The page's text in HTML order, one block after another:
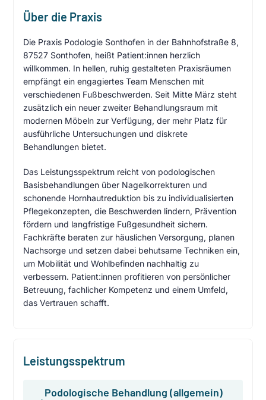
Über die Praxis
Die Praxis Podologie Sonthofen in der Bahnhofstraße 8,
87527 Sonthofen, heißt Patient:innen herzlich
willkommen. In hellen, ruhig gestalteten Praxisräumen
empfängt ein engagiertes Team Menschen mit
verschiedenen Fußbeschwerden. Seit Mitte März steht
zusätzlich ein neuer zweiter Behandlungsraum mit
modernen Möbeln zur Verfügung, der mehr Platz für
ausführliche Untersuchungen und diskrete
Behandlungen bietet.
Das Leistungsspektrum reicht von podologischen
Basisbehandlungen über Nagelkorrekturen und
schonende Hornhautreduktion bis zu individualisierten
Pflegekonzepten, die Beschwerden lindern, Prävention
fördern und langfristige Fußgesundheit sichern.
Fachkräfte beraten zur häuslichen Versorgung, planen
Nachsorge und setzen dabei behutsame Techniken ein,
um Mobilität und Wohlbefinden nachhaltig zu
verbessern. Patient:innen profitieren von persönlicher
Betreuung, fachlicher Kompetenz und einem Umfeld,
das Vertrauen schafft.
Leistungsspektrum
Podologische Behandlung (allgemein)